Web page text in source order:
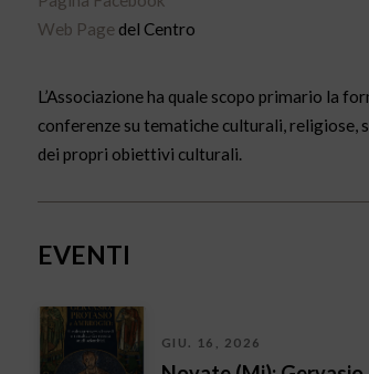
Web Page del Centro
L’Associazione ha quale scopo primario la
conferenze su tematiche culturali, religiose,
dei propri obiettivi culturali.
EVENTI
GIU. 16, 2026